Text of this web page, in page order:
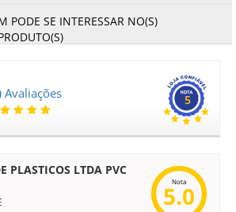
PODE SE INTERESSAR NO(S)
MP301SPF | B0442715 | Original
18,60
no boleto à vista
Avaliações 5
PLASTICOS LTDA PVC
Nota
5.0